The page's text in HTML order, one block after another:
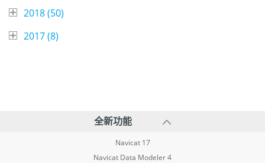
2018 (50)
2017 (8)
全新功能
Navicat 17
Navicat Data Modeler 4